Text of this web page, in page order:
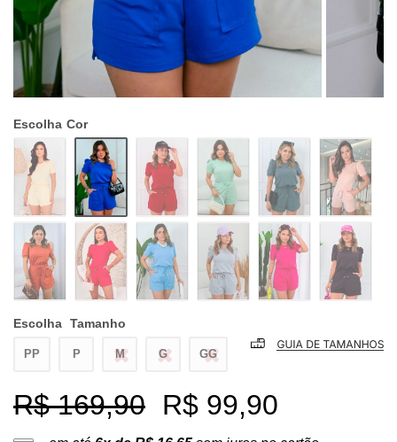
Escolha Cor
Escolha Tamanho
PP P M G GG
R$ 169,90 R$ 99,90